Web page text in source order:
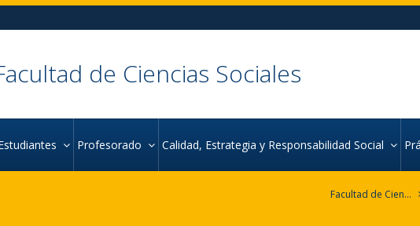
de Ciencias Sociales
Profesorado Calidad, Estrategia y Responsabilidad Social
Facultad de Ciencias Sociales